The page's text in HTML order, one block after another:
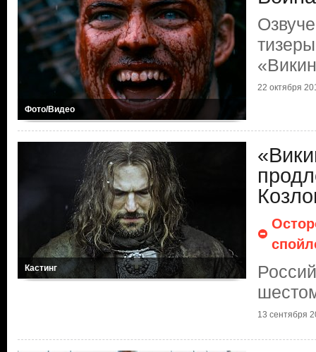
Фото/Видео
22 октября
Кастинг
13 сентября